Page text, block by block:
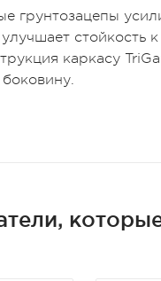
грунтозацепы
каркасу